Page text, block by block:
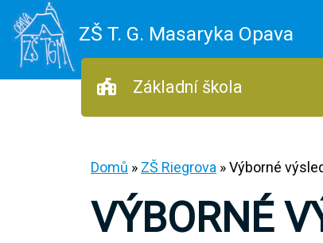
ZŠ T. G. Masaryka Opava
Základní škola
Domů » ZŠ Riegrova »Výborné
VÝBORNÉ